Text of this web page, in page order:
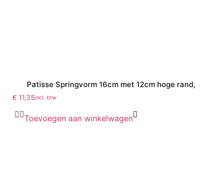
Patisse Springvorm 16cm met 12cm hoge rand,
€ 11,35incl. btw
Toevoegen aan winkelwagen